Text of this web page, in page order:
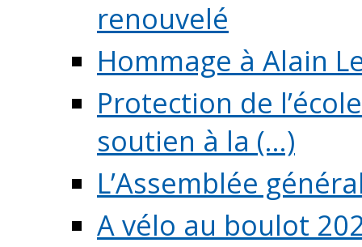
renouvelé
Hommage à Alain
Protection de
soutien à la (...)
L’Assemblée
A vélo au boulot